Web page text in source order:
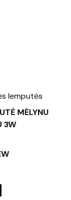
lemputės
MĖLYNU
3W